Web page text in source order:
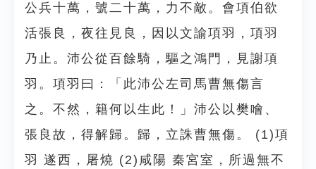
公兵十萬，號二十萬，力不敵。會項伯欲
活張良，夜往見良，因以文諭項羽，項羽
乃止。沛公從百餘騎，驅之鴻門，見謝項
羽。項羽曰：「此沛公左司馬曹無傷言
之。不然，籍何以生此！」沛公以樊噲、
張良故，得解歸。歸，立誅曹無傷。 (1)項
羽 遂西，屠燒 (2)咸陽 秦宮室，所過無不